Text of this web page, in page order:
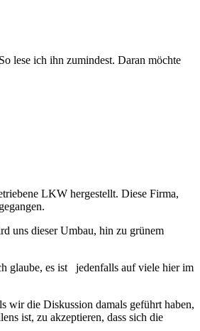
lese ich ihn zumindest. Daran möchte
LKW hergestellt. Diese Firma,
uns dieser Umbau, hin zu grünem
glaube, es ist jedenfalls auf viele hier im
wir die Diskussion damals geführt haben,
ist, zu akzeptieren, dass sich die